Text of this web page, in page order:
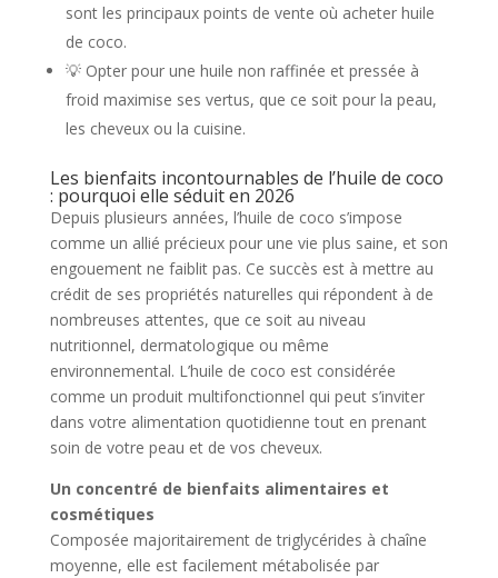
sont les principaux points de vente où acheter huile
de coco.
💡 Opter pour une huile non raffinée et pressée à
froid maximise ses vertus, que ce soit pour la peau,
les cheveux ou la cuisine.
Les bienfaits incontournables de l’huile de coco
: pourquoi elle séduit en 2026
Depuis plusieurs années, l’huile de coco s’impose
comme un allié précieux pour une vie plus saine, et son
engouement ne faiblit pas. Ce succès est à mettre au
crédit de ses propriétés naturelles qui répondent à de
nombreuses attentes, que ce soit au niveau
nutritionnel, dermatologique ou même
environnemental. L’huile de coco est considérée
comme un produit multifonctionnel qui peut s’inviter
dans votre alimentation quotidienne tout en prenant
soin de votre peau et de vos cheveux.
Un concentré de bienfaits alimentaires et
cosmétiques
Composée majoritairement de triglycérides à chaîne
moyenne, elle est facilement métabolisée par